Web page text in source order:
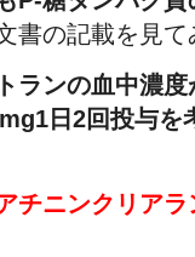
書の記載を見
ランの血中濃
日2回投与を
チニンクリア